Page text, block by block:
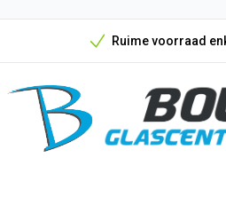
Ruime voorraad